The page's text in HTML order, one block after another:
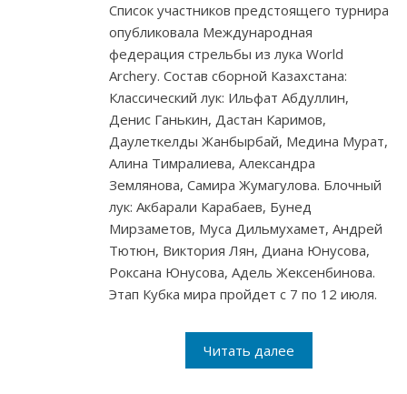
Список участников предстоящего турнира
опубликовала Международная
федерация стрельбы из лука World
Archery. Состав сборной Казахстана:
Классический лук: Ильфат Абдуллин,
Денис Ганькин, Дастан Каримов,
Даулеткелды Жанбырбай, Медина Мурат,
Алина Тимралиева, Александра
Землянова, Самира Жумагулова. Блочный
лук: Акбарали Карабаев, Бунед
Мирзаметов, Муса Дильмухамет, Андрей
Тютюн, Виктория Лян, Диана Юнусова,
Роксана Юнусова, Адель Жексенбинова.
Этап Кубка мира пройдет с 7 по 12 июля.
Читать далее